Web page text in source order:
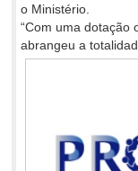
o Ministério.
“Com uma dotação
abrangeu a